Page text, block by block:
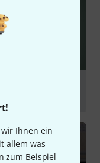
Ihnen ein
allem was
zum Beispiel